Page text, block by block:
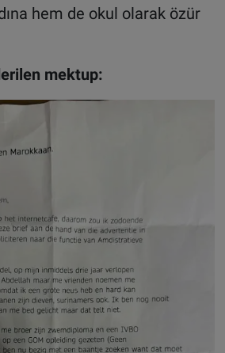
hem de okul olarak özür
mektup: